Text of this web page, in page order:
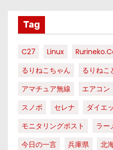
Tag
C27 Linux
るりねこちゃん
るりねこ
アマチュア無線
エアコン
スノボ
セレナ ダイエ
モニタリングポスト
ラー
今日の一言
兵庫県 北